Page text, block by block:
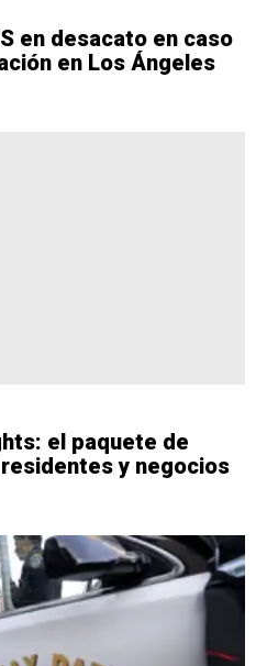
en desacato en caso
en Los Ángeles
el paquete de
y negocios